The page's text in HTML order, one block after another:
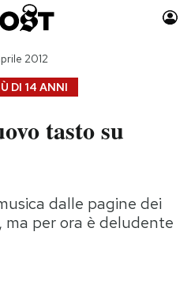
Auto
Moda
Storie/Idee
Ok Boomer!
DI 14 ANNI
2012
tasto su
dalle pagine dei
per ora è deludente